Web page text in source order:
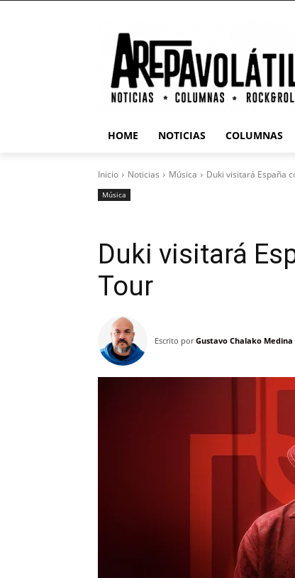
HOME NOTICIAS COLUMNAS
Inicio Noticias Música Duki visitará España
Música
Duki visitará
Tour
Escrito por Gustavo Chalako Medina